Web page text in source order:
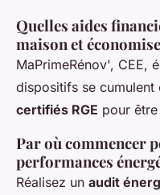
Quelles aides
maison et
MaPrimeRénov', CEE,
dispositifs se cumulent
certifiés RGE pour
Par où commencer
performances
Réalisez un audit